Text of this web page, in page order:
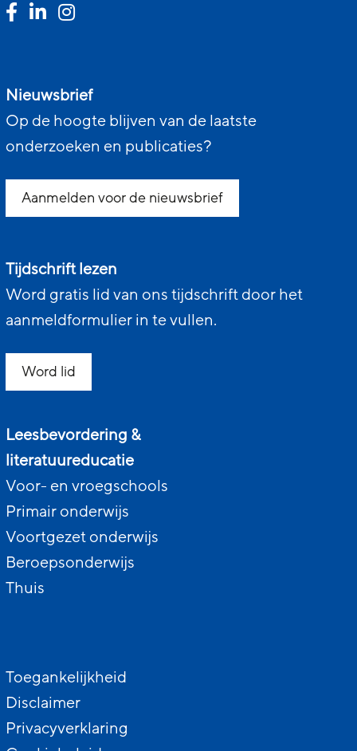
Nieuwsbrief
Op de hoogte blijven van de laatste
onderzoeken en publicaties?
Aanmelden voor de nieuwsbrief
Tijdschrift lezen
Word gratis lid van ons tijdschrift door het
aanmeldformulier in te vullen.
Word lid
Leesbevordering &
literatuureducatie
Voor- en vroegschools
Primair onderwijs
Voortgezet onderwijs
Beroepsonderwijs
Thuis
Toegankelijkheid
Disclaimer
Privacyverklaring